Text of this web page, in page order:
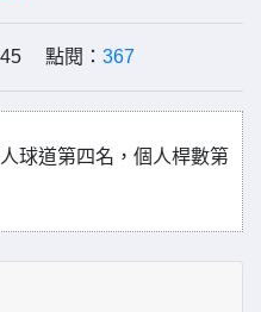
點閱： 367
球道第四名，個人桿數第